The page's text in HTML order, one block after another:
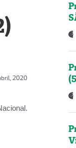
2020